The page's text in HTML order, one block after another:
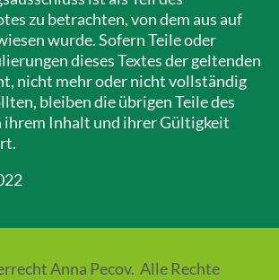
zu betrachten, von dem aus auf
wurde. Sofern Teile oder
dieses Textes der geltenden
nicht mehr oder nicht vollständig
bleiben die übrigen Teile des
ihrem Inhalt und ihrer Gültigkeit
Anna Pecov. Alle Rechte